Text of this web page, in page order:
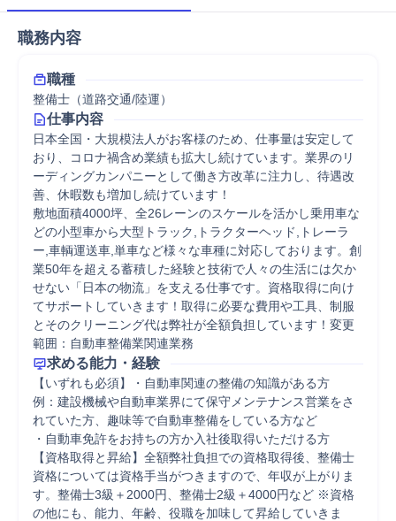
職務内容
職種
整備士（道路交通/陸運）
仕事内容
日本全国・大規模法人がお客様のため、仕事量は安定して
おり、コロナ禍含め業績も拡大し続けています。業界のリ
ーディングカンパニーとして働き方改革に注力し、待遇改
善、休暇数も増加し続けています！
敷地面積4000坪、全26レーンのスケールを活かし乗用車な
どの小型車から大型トラック,トラクターヘッド,トレーラ
ー,車輌運送車,単車など様々な車種に対応しております。創
業50年を超える蓄積した経験と技術で人々の生活には欠か
せない「日本の物流」を支える仕事です。資格取得に向け
てサポートしていきます！取得に必要な費用や工具、制服
とそのクリーニング代は弊社が全額負担しています！変更
範囲：自動車整備業関連業務
求める能力・経験
【いずれも必須】・自動車関連の整備の知識がある方
例：建設機械や自動車業界にて保守メンテナンス営業をさ
れていた方、趣味等で自動車整備をしている方など
・自動車免許をお持ちの方か入社後取得いただける方
【資格取得と昇給】全額弊社負担での資格取得後、整備士
資格については資格手当がつきますので、年収が上がりま
す。整備士3級＋2000円、整備士2級＋4000円など ※資格
の他にも、能力、年齢、役職を加味して昇給していきま